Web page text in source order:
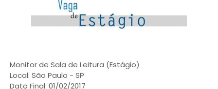
Monitor de Sala de Leitura (Estágio)
Local: São Paulo - SP
Data Final: 01/02/2017